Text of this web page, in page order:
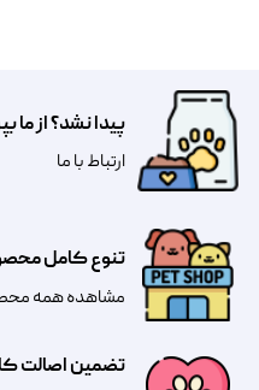
تضمین اصالت
تنوع کامل
مشاهده همه
پیدا نشد؟ از
​​​ارتباط با ما